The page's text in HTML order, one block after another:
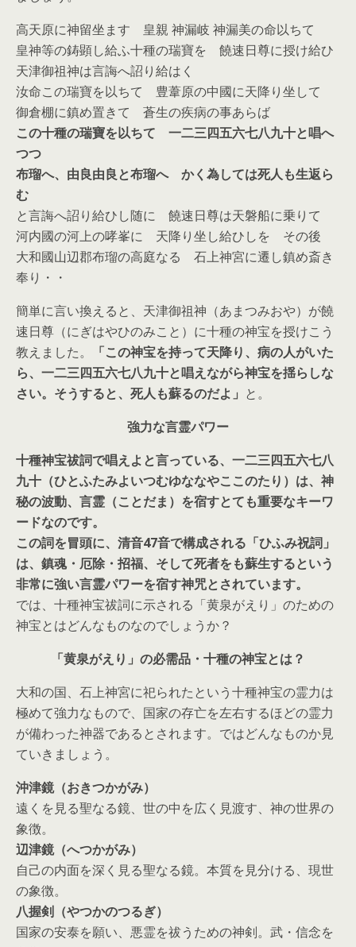
高天原に神留坐ます 皇親 神漏岐 神漏美の命以ちて
皇神等の鋳顕し給ふ十種の瑞寶を 饒速日尊に授け給ひ
天津御祖神は言誨へ詔り給はく
汝命この瑞寶を以ちて 豊葦原の中國に天降り坐して
御倉棚に鎮め置きて 蒼生の疾病の事あらば
この十種の瑞寶を以ちて 一二三四五六七八九十と唱へ
つつ
布瑠へ、由良由良と布瑠へ かく為しては死人も生返ら
む
と言誨へ詔り給ひし随に 饒速日尊は天磐船に乗りて
河内國の河上の哮峯に 天降り坐し給ひしを その後
大和國山辺郡布瑠の高庭なる 石上神宮に遷し鎮め斎き
奉り・・
簡単に言い換えると、天津御祖神（あまつみおや）が饒
速日尊（にぎはやひのみこと）に十種の神宝を授けこう
教えました。
「この神宝を持って天降り、病の人がいた
ら、一二三四五六七八九十と唱えながら神宝を揺らしな
さい。そうすると、死人も蘇るのだよ」 と。
強力な言霊パワー
十種神宝祓詞で唱えよと言っている、一二三四五六七八
九十（ひとふたみよいつむゆななやここのたり ）は、神
秘の波動、言霊（ことだま）を宿すとても重要なキーワ
ードなのです。
この詞を冒頭に、清音47音で構成される「ひふみ祝詞」
は、鎮魂・厄除・招福、そして死者をも蘇生するという
非常に強い言霊パワーを宿す神咒とされています。
では、十種神宝祓詞に示される「黄泉がえり」のための
神宝とはどんなものなのでしょうか？
「黄泉がえり」の必需品・十種の神宝とは？
大和の国、石上神宮に祀られたという十種神宝の霊力は
極めて強力なもので、国家の存亡を左右するほどの霊力
が備わった神器であるとされます。ではどんなものか見
ていきましょう。
沖津鏡（おきつかがみ）
遠くを見る聖なる鏡、世の中を広く見渡す、神の世界の
象徴。
辺津鏡（へつかがみ）
自己の内面を深く見る聖なる鏡。本質を見分ける、現世
の象徴。
八握剣（やつかのつるぎ）
国家の安泰を願い、悪霊を祓うための神剣。武・信念を